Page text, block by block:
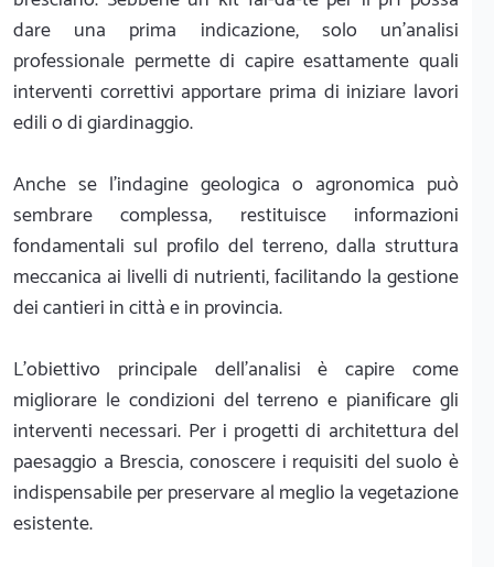
dare una prima indicazione, solo un'analisi
professionale permette di capire esattamente quali
interventi correttivi apportare prima di iniziare lavori
edili o di giardinaggio.
Anche se l'indagine geologica o agronomica può
sembrare complessa, restituisce informazioni
fondamentali sul profilo del terreno, dalla struttura
meccanica ai livelli di nutrienti, facilitando la gestione
dei cantieri in città e in provincia.
L'obiettivo principale dell'analisi è capire come
migliorare le condizioni del terreno e pianificare gli
interventi necessari. Per i progetti di architettura del
paesaggio a Brescia, conoscere i requisiti del suolo è
indispensabile per preservare al meglio la vegetazione
esistente.